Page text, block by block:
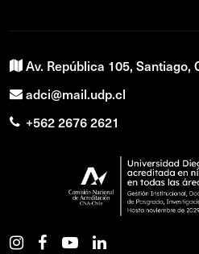
Av. República 105, Santiago,
adci@mail.udp.cl
+562 2676 2621